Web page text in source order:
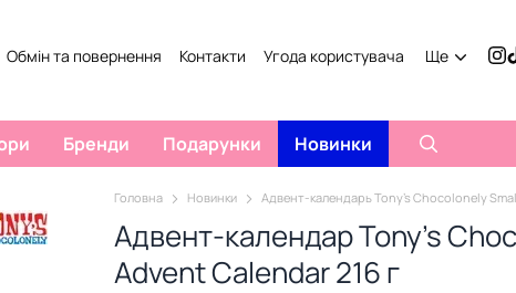
Обмін та повернення Контакти Угода користувача Ще
Бренди Подарунки Новинки
Головна Новинки Адвент-календарь Tony's Chocolonely
Адвент-календар Tony's
Advent Calendar 216 г